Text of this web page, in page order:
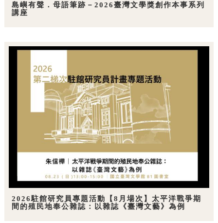
島嶼有聲．母語筆跡－2026臺灣文學獎創作本事系列
講座
2026駐館研究員專題活動【8月場次】太平洋戰爭期
間的殖民地奉公雜誌：以雜誌《臺灣文藝》為例